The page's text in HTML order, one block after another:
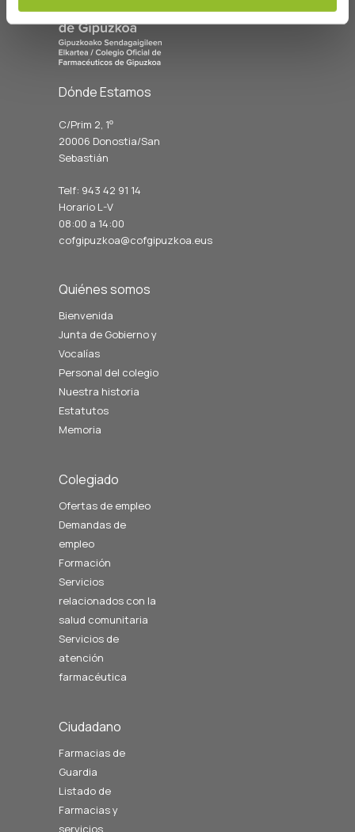
Dónde Estamos
C/Prim 2, 1º
20006 Donostia/San
Sebastián
Telf: 943 42 91 14
Horario L-V
08:00 a 14:00
cofgipuzkoa@cofgipuzkoa.eus
Quiénes somos
Bienvenida
Junta de Gobierno y
Vocalías
Personal del colegio
Nuestra historia
Estatutos
Memoria
Colegiado
Ofertas de empleo
Demandas de
empleo
Formación
Servicios
relacionados con la
salud comunitaria
Servicios de
atención
farmacéutica
Ciudadano
Farmacias de
Guardia
Listado de
Farmacias y
servicios